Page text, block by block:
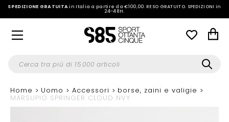
SPEDIZIONE GRATUITAin Italia a partire da €100,00.RESO GRATUITO. SPEDIZIONI in
24-48H.
Home Uomo Accessori borse, zaini e valigie
MARSUPIO SPRINGER CLOUD NVY